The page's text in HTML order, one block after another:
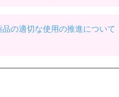
の適切な使用の推進について